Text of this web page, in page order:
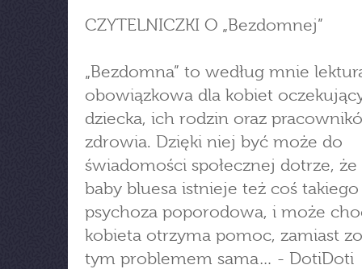
CZYTELNICZKI O „Bezdomnej”
„Bezdomna” to według mnie
obowiązkowa dla kobiet
dziecka, ich rodzin oraz
zdrowia. Dzięki niej być może do
świadomości społecznej dotrze,
baby bluesa istnieje też coś
psychoza poporodowa, i może
kobieta otrzyma pomoc, zamiast
tym problemem sama… - DotiDoti